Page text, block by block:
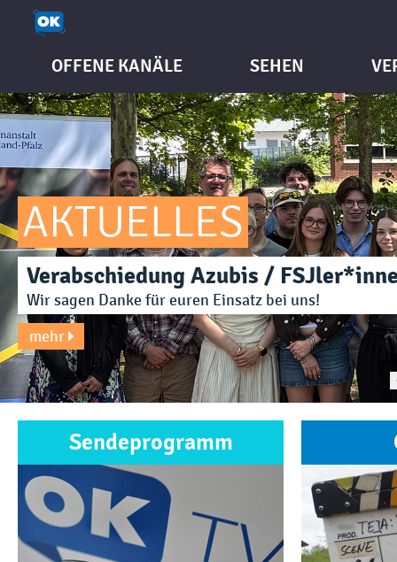
AKTUELLES
Verabschiedung Azubis /
Wir sagen Danke für euren Einsatz bei uns!
mehr 
OFFENE KANÄLE SEHEN
Sendeprogramm